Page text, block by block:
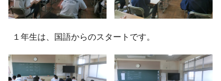
１年生は、国語からのスタートです。